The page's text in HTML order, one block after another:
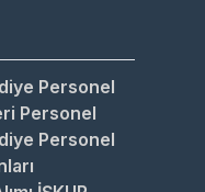
Personel
Personel
Personel